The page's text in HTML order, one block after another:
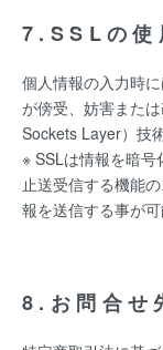
7.SSLの使
個人情報の入力時
が傍受、妨害また
Sockets Layer）技
※ SSLは情報を暗
止送受信する機能
報を送信する事が可
8.お問合せ